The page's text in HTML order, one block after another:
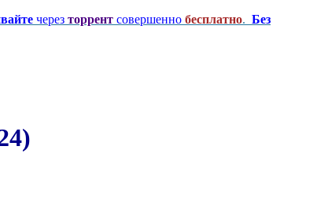
через торрент совершенно бесплатно. Без